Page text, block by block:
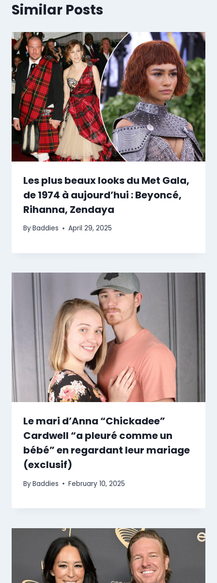
Similar Posts
Les plus beaux looks du Met Gala,
de 1974 à aujourd’hui : Beyoncé,
Rihanna, Zendaya
ByBaddies April 29, 2025
Le mari d’Anna “Chickadee”
Cardwell “a pleuré comme un
bébé” en regardant leur mariage
(exclusif)
ByBaddies February 10, 2025